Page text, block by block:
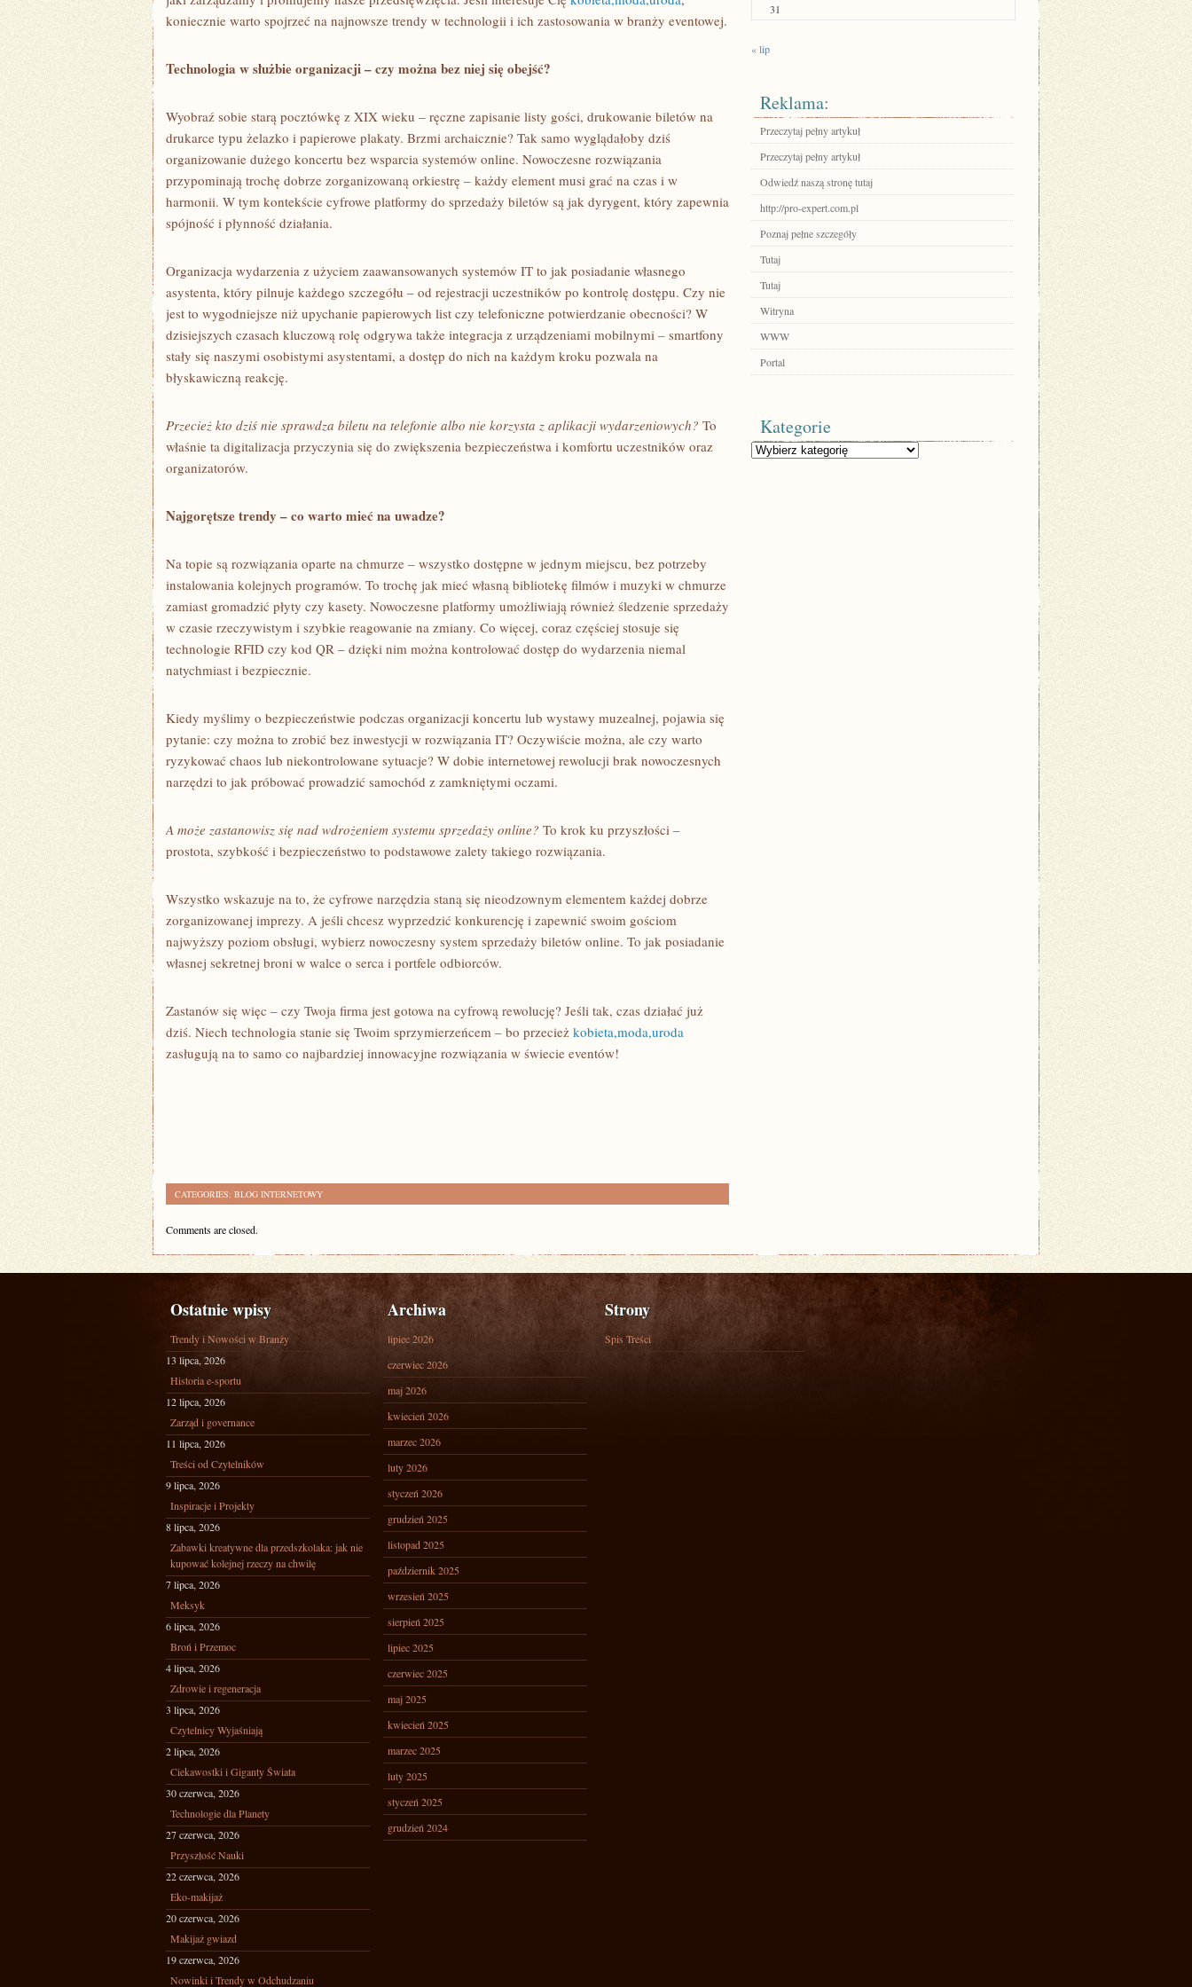
koniecznie warto spojrzeć na najnowsze trendy w technologii i ich zastosowania w branży eventowej.
Technologia w służbie organizacji – czy można bez niej się obejść?
Wyobraź sobie starą pocztówkę z XIX wieku – ręczne zapisanie listy gości, drukowanie biletów na
drukarce typu żelazko i papierowe plakaty. Brzmi archaicznie? Tak samo wyglądałoby dziś
organizowanie dużego koncertu bez wsparcia systemów online. Nowoczesne rozwiązania
przypominają trochę dobrze zorganizowaną orkiestrę – każdy element musi grać na czas i w
harmonii. W tym kontekście cyfrowe platformy do sprzedaży biletów są jak dyrygent, który zapewnia
spójność i płynność działania.
Organizacja wydarzenia z użyciem zaawansowanych systemów IT to jak posiadanie własnego
asystenta, który pilnuje każdego szczegółu – od rejestracji uczestników po kontrolę dostępu. Czy nie
jest to wygodniejsze niż upychanie papierowych list czy telefoniczne potwierdzanie obecności? W
dzisiejszych czasach kluczową rolę odgrywa także integracja z urządzeniami mobilnymi – smartfony
stały się naszymi osobistymi asystentami, a dostęp do nich na każdym kroku pozwala na
błyskawiczną reakcję.
Przecież kto dziś nie sprawdza biletu na telefonie albo nie korzysta z aplikacji wydarzeniowych? To
właśnie ta digitalizacja przyczynia się do zwiększenia bezpieczeństwa i komfortu uczestników oraz
organizatorów.
Najgorętsze trendy – co warto mieć na uwadze?
Na topie są rozwiązania oparte na chmurze – wszystko dostępne w jednym miejscu, bez potrzeby
instalowania kolejnych programów. To trochę jak mieć własną bibliotekę filmów i muzyki w chmurze
zamiast gromadzić płyty czy kasety. Nowoczesne platformy umożliwiają również śledzenie sprzedaży
w czasie rzeczywistym i szybkie reagowanie na zmiany. Co więcej, coraz częściej stosuje się
technologie RFID czy kod QR – dzięki nim można kontrolować dostęp do wydarzenia niemal
natychmiast i bezpiecznie.
Kiedy myślimy o bezpieczeństwie podczas organizacji koncertu lub wystawy muzealnej, pojawia się
pytanie: czy można to zrobić bez inwestycji w rozwiązania IT? Oczywiście można, ale czy warto
ryzykować chaos lub niekontrolowane sytuacje? W dobie internetowej rewolucji brak nowoczesnych
narzędzi to jak próbować prowadzić samochód z zamkniętymi oczami.
A może zastanowisz się nad wdrożeniem systemu sprzedaży online? To krok ku przyszłości –
prostota, szybkość i bezpieczeństwo to podstawowe zalety takiego rozwiązania.
Wszystko wskazuje na to, że cyfrowe narzędzia staną się nieodzownym elementem każdej dobrze
zorganizowanej imprezy. A jeśli chcesz wyprzedzić konkurencję i zapewnić swoim gościom
najwyższy poziom obsługi, wybierz nowoczesny system sprzedaży biletów online. To jak posiadanie
własnej sekretnej broni w walce o serca i portfele odbiorców.
Zastanów się więc – czy Twoja firma jest gotowa na cyfrową rewolucję? Jeśli tak, czas działać już
dziś. Niech technologia stanie się Twoim sprzymierzeńcem – bo przecież kobieta,moda,uroda
zasługują na to samo co najbardziej innowacyjne rozwiązania w świecie eventów!
CATEGORIES: BLOG INTERNETOWY
Comments are closed.
31
« lip
Reklama:
Przeczytaj pełny artykuł
Przeczytaj pełny artykuł
Odwiedź naszą stronę tutaj
http://pro-expert.com.pl
Poznaj pełne szczegóły
Tutaj
Tutaj
Witryna
WWW
Portal
Kategorie
Kategorie
Ostatnie wpisy
Trendy i Nowości w Branży
13 lipca, 2026
Historia e-sportu
12 lipca, 2026
Zarząd i governance
11 lipca, 2026
Treści od Czytelników
9 lipca, 2026
Inspiracje i Projekty
8 lipca, 2026
Zabawki kreatywne dla przedszkolaka: jak nie
kupować kolejnej rzeczy na chwilę
7 lipca, 2026
Meksyk
6 lipca, 2026
Broń i Przemoc
4 lipca, 2026
Zdrowie i regeneracja
3 lipca, 2026
Czytelnicy Wyjaśniają
2 lipca, 2026
Ciekawostki i Giganty Świata
30 czerwca, 2026
Technologie dla Planety
27 czerwca, 2026
Przyszłość Nauki
22 czerwca, 2026
Eko-makijaż
20 czerwca, 2026
Makijaż gwiazd
19 czerwca, 2026
Nowinki i Trendy w Odchudzaniu
Archiwa
lipiec 2026
czerwiec 2026
maj 2026
kwiecień 2026
marzec 2026
luty 2026
styczeń 2026
grudzień 2025
listopad 2025
październik 2025
wrzesień 2025
sierpień 2025
lipiec 2025
czerwiec 2025
maj 2025
kwiecień 2025
marzec 2025
luty 2025
styczeń 2025
grudzień 2024
Strony
Spis Treści